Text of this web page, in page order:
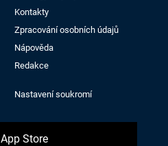
Kontakty
Zpracování osobních údajů
Nápověda
Redakce
Nastavení soukromí
App Store